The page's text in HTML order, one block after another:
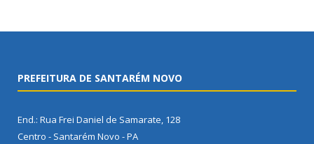
PREFEITURA DE SANTARÉM NOVO
End.: Rua Frei Daniel de Samarate, 128
Centro - Santarém Novo - PA